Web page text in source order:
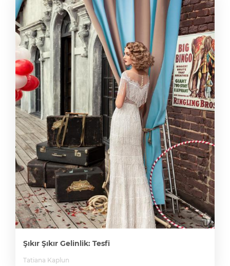
Şıkır Şıkır Gelinlik: Tesfi
Tatiana Kaplun